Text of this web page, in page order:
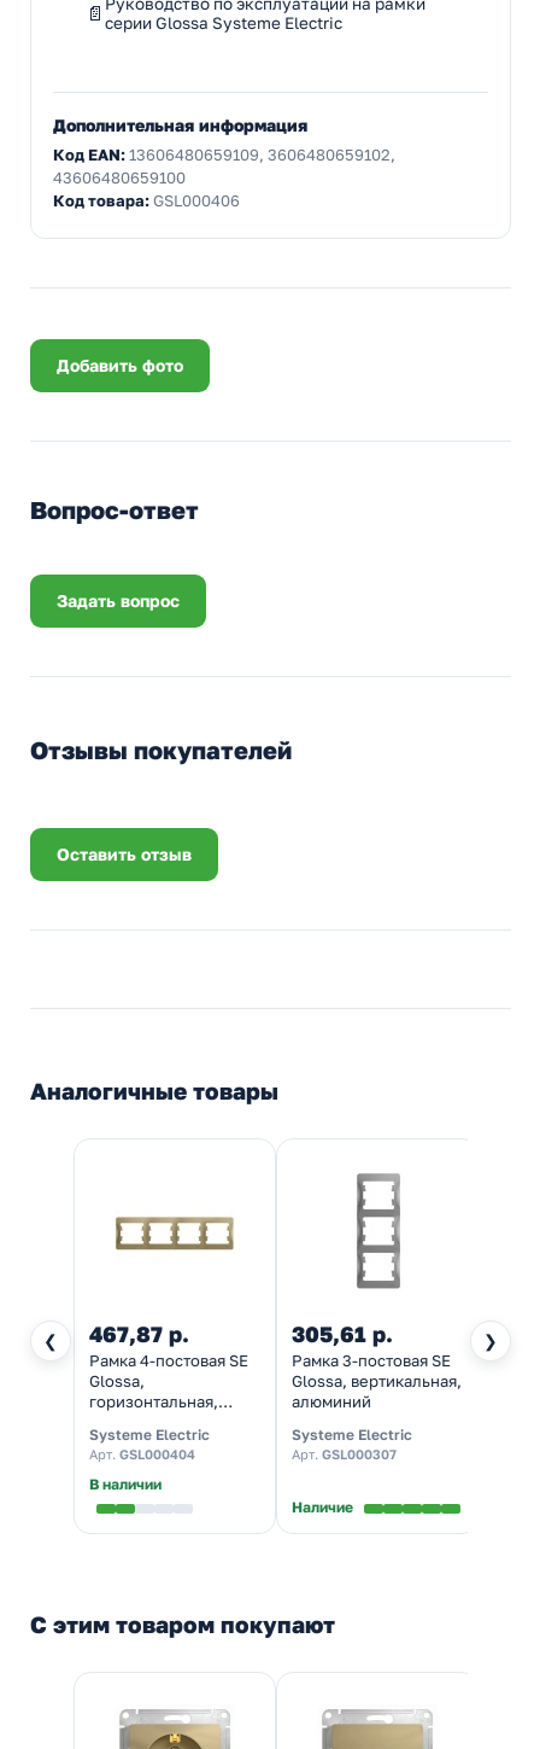
серии Glossa Systeme Electric
Дополнительная информация
Код EAN:13606480659109, 3606480659102,
43606480659100
Код товара:GSL000406
Добавить фото
Вопрос-ответ
Задать вопрос
Отзывы покупателей
Оставить отзыв
Аналогичные товары
❮ ❯
467,87 р.
Рамка 4-постовая SE
Glossa,
горизонтальная,
Systeme Electric
Арт. GSL000404
В наличии
305,61 р.
Рамка 3-постовая SE
Glossa, вертикальная,
алюминий
Systeme Electric
Арт. GSL000307
Наличие
С этим товаром покупают